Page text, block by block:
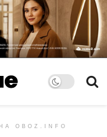
OBOZ.INFO